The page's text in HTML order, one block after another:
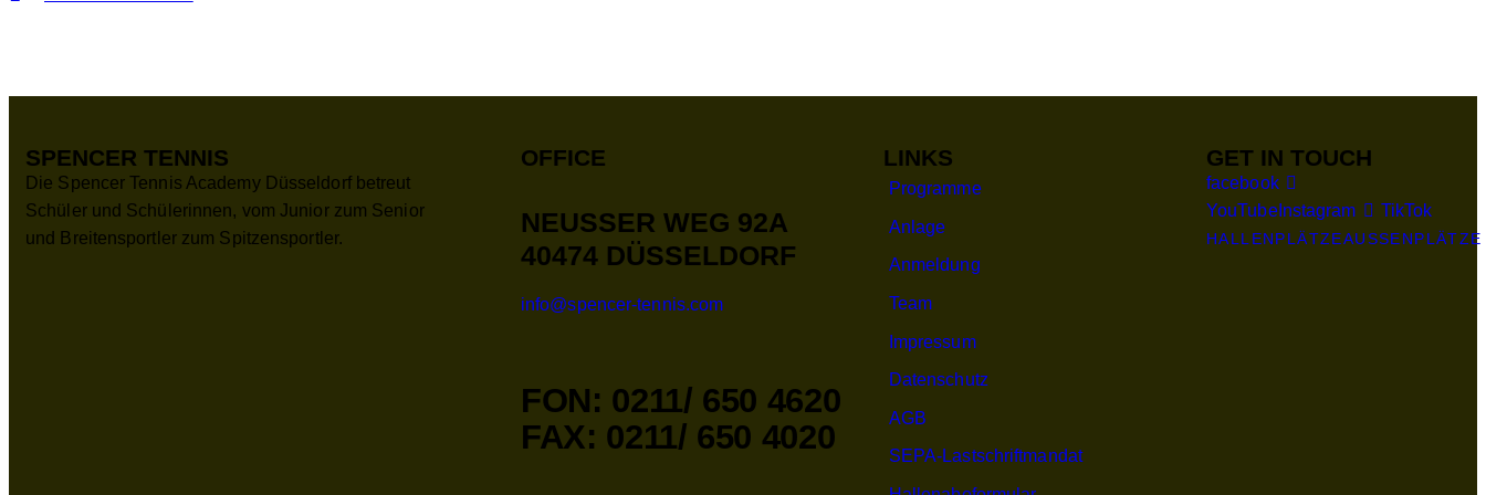
SPENCER TENNIS
Die Spencer Tennis Academy Düsseldorf betreut
Schüler und Schülerinnen, vom Junior zum Senior
und Breitensportler zum Spitzensportler.
OFFICE
NEUSSER WEG 92A
40474 DÜSSELDORF
info@spencer-tennis.com
FON: 0211/ 650 4620
FAX: 0211/ 650 4020
LINKS
Programme
Anlage
Anmeldung
Team
Impressum
Datenschutz
AGB
SEPA-Lastschriftmandat
GET IN TOUCH
facebook
YouTubeInstagram TikTok
HALLENPLÄTZEAUSSENPLÄTZE